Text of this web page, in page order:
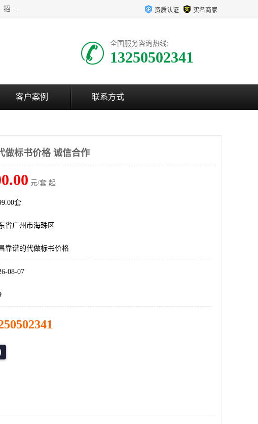
广州中赢信息科技有限公司是一家广州标书制作公司，主营业务：广州代做投标书、代写标书、代写标书，投标资质，保函，招投标培训等等，只要是投标中有需要的，我们这里都可以帮您解决。代写标书的中标案例也有很多。欢迎来电合作。 资质认证 实名商家
全国服务咨询热线:
13250502341
客户案例 联系方式
做标书价格 诚信合作
元/套 起
套
省广州市海珠区
靠谱的代做标书价格
08-07